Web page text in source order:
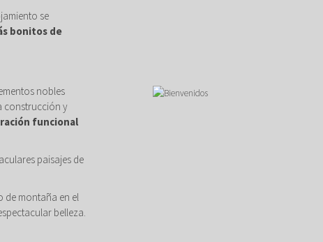
se
bonitos de
nobles
construcción y
funcional
paisajes de
de montaña en el
belleza.